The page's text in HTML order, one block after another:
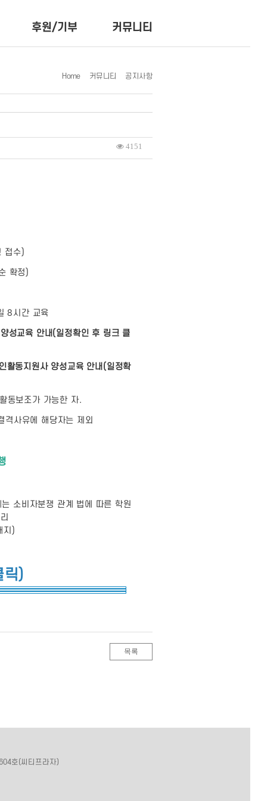
후원/기부 커뮤니티
Home 커뮤니티 공지사항
4151
접수)
확정)
8시간 교육
성교육 안내(일정확인 후 링크 클
동지원사 양성교육 안내(일정확
동보조가 가능한 자.
사유에 해당자는 제외
소비자분쟁 관계 법에 따른 학원
지)
릭)
목록
호(씨티프라자)